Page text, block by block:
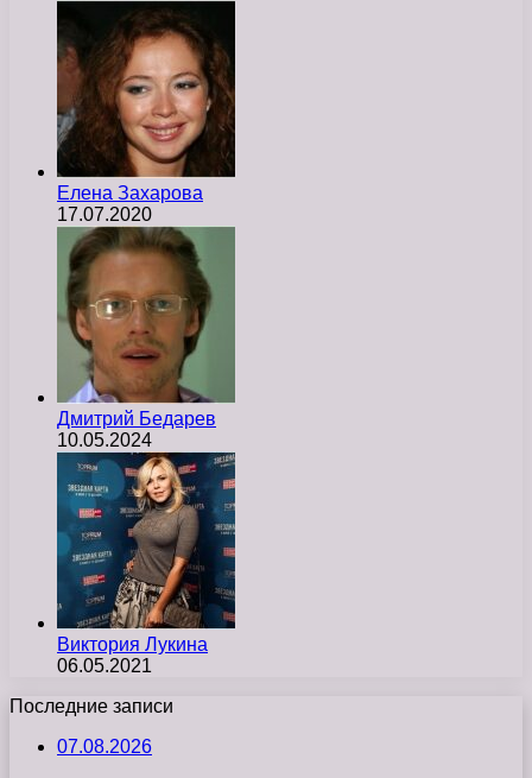
Елена Захарова
17.07.2020
Дмитрий Бедарев
10.05.2024
Виктория Лукина
06.05.2021
Последние записи
07.08.2026